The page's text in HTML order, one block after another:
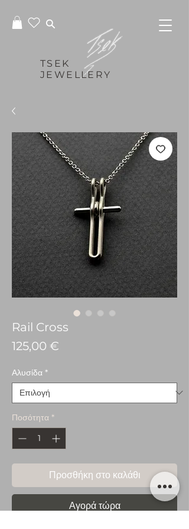
TSEK
JEWELLERY
Rail Cross
125,00 €
Αλυσίδα *
Ποσότητα *
Προσθήκη στο καλάθι
Αγορά τώρα